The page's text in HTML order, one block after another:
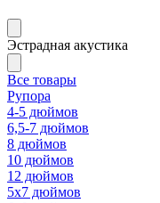
Эстрадная акустика
Все товары
Рупора
4-5 дюймов
6,5-7 дюймов
8 дюймов
10 дюймов
12 дюймов
5x7 дюймов